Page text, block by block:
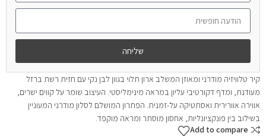
שליחה
קיר טלוויזיה מודרני ומאוזן המשלב ארון תלוי בגוון לבן נקי עם חזית רשת ברזל
מעודנת, ומדף דקורטיבי עליון במראה מינימליסטי. העיצוב שומר על קווים ישרים,
אווירה אוורירית ואסתטיקה על-זמנית. הפתרון המושלם לסלון מודרני המעוניין
בשילוב בין פונקציונליות, אחסון מוסתר ומראה מוקפד.
Add to compare